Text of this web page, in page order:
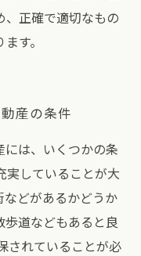
、正確で適切なもの
す。
産の条件
は、いくつかの条
実していることが大
どがあるかどうか
歩道などもあると良
されていることが必